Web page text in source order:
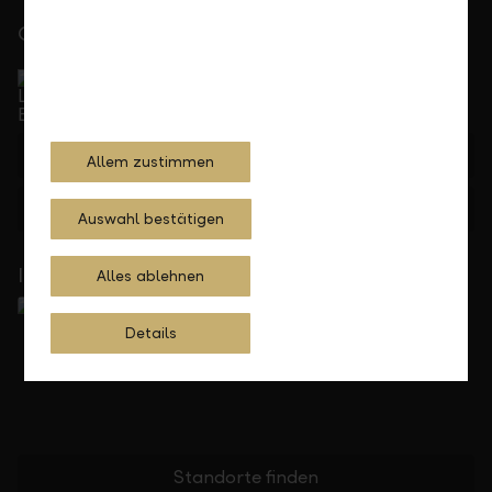
Gerne für Sie da
+423 236 88 11
Feedback
In Ihrer Nähe
Standorte finden
Allem zustimmen
Auswahl bestätigen
Alles ablehnen
Details